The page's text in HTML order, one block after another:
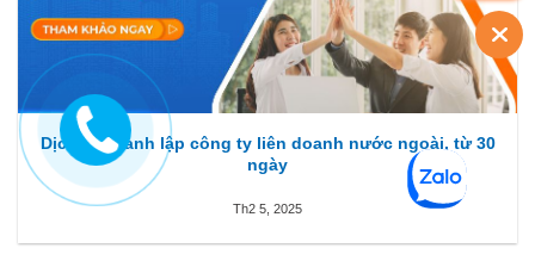
Dịch vụ thành lập công ty liên doanh nước ngoài, từ 30
ngày
Th2 5, 2025